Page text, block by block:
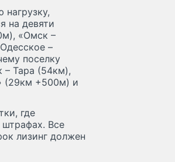
на девяти
«Омск –
–
поселку
Тара (54км),
(29км +500м) и
где
штрафах. Все
лизинг должен